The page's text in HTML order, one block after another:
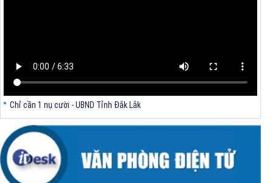
Chỉ cần 1 nụ cười - UBND Tỉnh Đắk Lắk